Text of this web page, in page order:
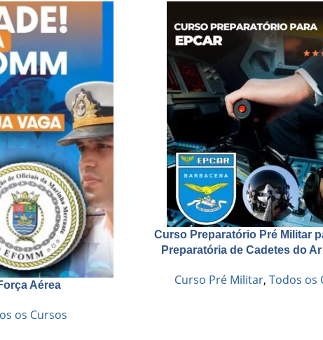
Aérea
os Cursos
Curso Preparatório Pré Militar
Preparatória de Cadetes do
Curso Pré Militar, Todos os